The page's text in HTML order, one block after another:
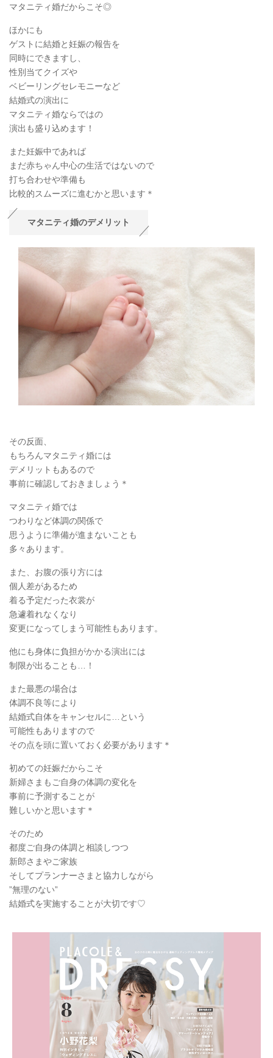
マタニティ婚だからこそ◎
ほかにも
ゲストに結婚と妊娠の報告を
同時にできますし、
性別当てクイズや
ベビーリングセレモニーなど
結婚式の演出に
マタニティ婚ならではの
演出も盛り込めます！
また妊娠中であれば
まだ赤ちゃん中心の生活ではないので
打ち合わせや準備も
比較的スムーズに進むかと思います＊
マタニティ婚のデメリット
その反面、
もちろんマタニティ婚には
デメリットもあるので
事前に確認しておきましょう＊
マタニティ婚では
つわりなど体調の関係で
思うように準備が進まないことも
多々あります。
また、お腹の張り方には
個人差があるため
着る予定だった衣裳が
急遽着れなくなり
変更になってしまう可能性もあります。
他にも身体に負担がかかる演出には
制限が出ることも…！
また最悪の場合は
体調不良等により
結婚式自体をキャンセルに…という
可能性もありますので
その点を頭に置いておく必要があります＊
初めての妊娠だからこそ
新婦さまもご自身の体調の変化を
事前に予測することが
難しいかと思います＊
そのため
都度ご自身の体調と相談しつつ
新郎さまやご家族
そしてプランナーさまと協力しながら
”無理のない”
結婚式を実施することが大切です♡